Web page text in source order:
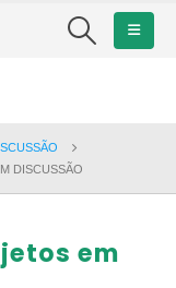
DISCUSSÃO
em